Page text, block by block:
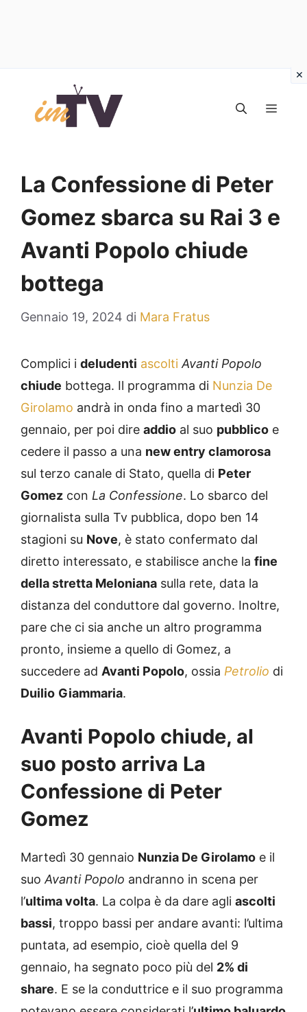
contenuto
La Confessione di Peter
Gomez sbarca su Rai 3 e
Avanti Popolo chiude
bottega
Gennaio 19, 2024 di Mara Fratus
Complici i deludenti ascolti Avanti Popolo
chiude bottega. Il programma di Nunzia De
Girolamo andrà in onda fino a martedì 30
gennaio, per poi dire addio al suo pubblico e
cedere il passo a una new entry clamorosa
sul terzo canale di Stato, quella di Peter
Gomez con La Confessione. Lo sbarco del
giornalista sulla Tv pubblica, dopo ben 14
stagioni su Nove, è stato confermato dal
diretto interessato, e stabilisce anche la fine
della stretta Meloniana sulla rete, data la
distanza del conduttore dal governo. Inoltre,
pare che ci sia anche un altro programma
pronto, insieme a quello di Gomez, a
succedere ad Avanti Popolo, ossia Petrolio di
Duilio Giammaria.
Avanti Popolo chiude, al
suo posto arriva La
Confessione di Peter
Gomez
Martedì 30 gennaio Nunzia De Girolamo e il
suoAvanti Popolo andranno in scena per
l’ultima volta. La colpa è da dare agli ascolti
bassi, troppo bassi per andare avanti: l’ultima
puntata, ad esempio, cioè quella del 9
gennaio, ha segnato poco più del 2% di
share. E se la conduttrice e il suo programma